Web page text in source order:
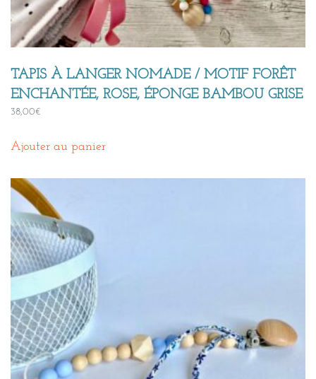
TAPIS À LANGER NOMADE / MOTIF FORÊT
ENCHANTÉE, ROSE, ÉPONGE BAMBOU GRISE
38,00€
Ajouter au panier